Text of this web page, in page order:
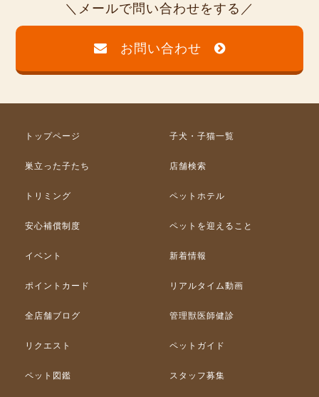
メールで問い合わせをする
お問い合わせ
トップページ 子犬・子猫一覧
巣立った子たち 店舗検索
トリミング ペットホテル
安心補償制度 ペットを迎えること
イベント 新着情報
ポイントカード リアルタイム動画
全店舗ブログ 管理獣医師健診
リクエスト ペットガイド
ペット図鑑 スタッフ募集